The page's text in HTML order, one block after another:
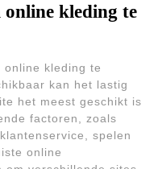
online kleding te
online kleding te
kan het lastig
het meest geschikt is
factoren, zoals
spelen
online